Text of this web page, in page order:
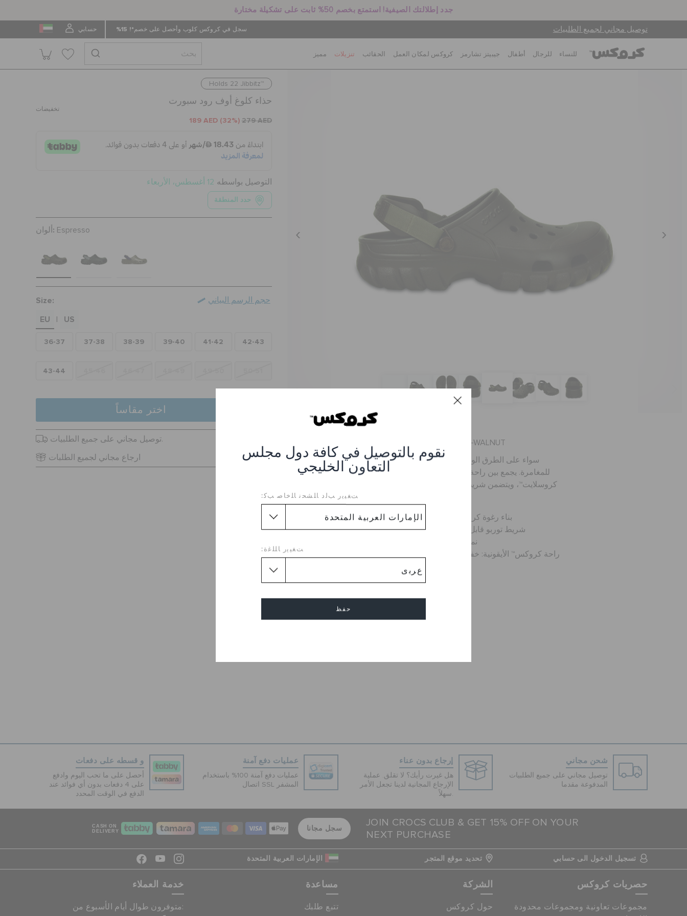
جدد إطلالتك الصيفية! استمتع بخصم 50% ثابت على تشكيلة مختارة
توصيل مجاني لجميع الطلبيات سجل في كروكس كلوب وأحصل على خصم*! 15% حسابي
نقوم بالتوصيل في كافة دول مجلس
التعاون الخليجي
ﺖﻐﻴﻳﺭ ﺐﻟﺩ ﺎﻠﺸﺤﻧ ﺎﻠﺧﺎﺻ ﺐﻛ:
ﺖﻐﻴﻳﺭ ﺎﻠﻠﻏﺓ:
حفظ
للنساء للرجال أطفال جيبيتز تشارمز كروكس لمكان العمل الحقائب تنزيلات مميز
Holds 22 Jibbitz™
حذاء كلوغ أوف رود سبورت
تخفيضات
189 AED (32%) 279 AED
التوصيل بواسطه 12 أغسطس، الأربعاء
حدد المنطقة
ألوان: Espresso
Size:
EU
| US
36-37 37-38 38-39 39-40 41-42 42-43
43-44
حجم الرسم البياني
اختر مقاساً
توصيل مجاني على جميع الطلبيات.
ارجاع مجاني لجميع الطلبات
حذاء كلوغ أوف رود سبورت
العنصر #202651-23B-ESPRESSO-WALNUT
سواء على الطرق الوعرة أو في المدينة، هذا الكلوغ جاهز
للمغامرة. يجمع بين راحة كروكس™ المعتادة بفضل بناء رغوة
كروسلايت™، ويتضمن شريط كعب قابل للتعديل لتثبيت محكم،
بناء رغوة كروسلايت™ خفيف الوزن ومريح
شريط توربو قابل للتعديل لضبط المقاس بدقة
نمط أخاديد خارجي متين وواعِر
راحة كروكس™ الأيقونية: خفيفة الوزن. مرنة. راحة شاملة
طول الكعب :Flat
شحن مجاني
توصيل مجاني على جميع الطلبيات
المدفوعة مقدما
إرجاع بدون عناء
هل غيرت رأيك؟ لا تقلق. عملية
الإرجاع المجانية لدينا تجعل الأمر
عمليات دفع آمنة
عمليات دفع آمنة 100% باستخدام
اتصال SSL المشفر
و قسطه على دفعات
أحصل على ما تحب اليوم وادفع
على 4 دفعات بدون أي فوائد عند
الدفع في الوقت المحدد
JOIN CROCS CLUB & GET 15% OFF ON YOUR
NEXT PURCHASE
سجل مجانا
CASH ON
DELIVERY
تسجيل الدخول الى حسابي تحديد موقع المتجر الإمارات العربية المتحدة
حصريات كروكس
مجموعات تعاونية ومجموعات محدودة
الشركة
حول كروكس
مساعدة
تتبع طلبك
خدمة العملاء
متوفرون طوال أيام الأسبوع من: